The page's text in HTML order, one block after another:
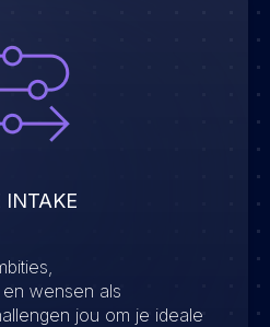
INTAKE
wensen als
jou om je ideale